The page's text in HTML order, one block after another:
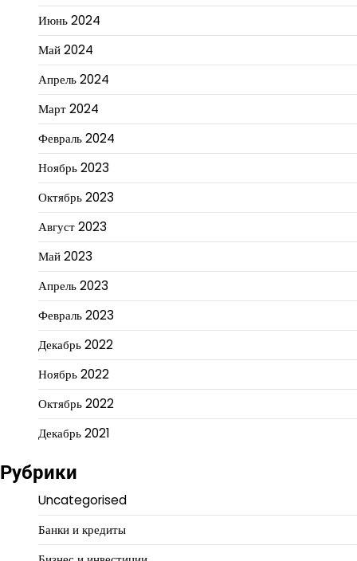
Июнь 2024
Май 2024
Апрель 2024
Март 2024
Февраль 2024
Ноябрь 2023
Октябрь 2023
Август 2023
Май 2023
Апрель 2023
Февраль 2023
Декабрь 2022
Ноябрь 2022
Октябрь 2022
Декабрь 2021
Рубрики
Uncategorised
Банки и кредиты